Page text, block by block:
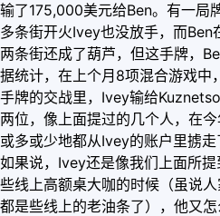
输了175,000美元给Ben。有一局
多条街开火Ivey也没放手，而
两条街还成了葫芦，但这手牌，
据统计，在上个月8项混合游戏
手牌的交战里，Ivey输给
两位，像上面提过的几个人，在
或多或少地都从Ivey的账户里掳走
如果说，Ivey还是像我们上面所
些线上高额桌大咖的时候（虽说
都是些线上的老油条了），他又